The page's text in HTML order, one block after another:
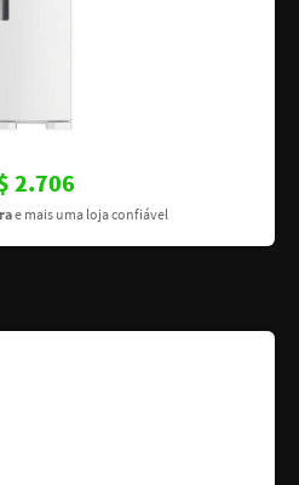
2.706
e mais uma loja confiável